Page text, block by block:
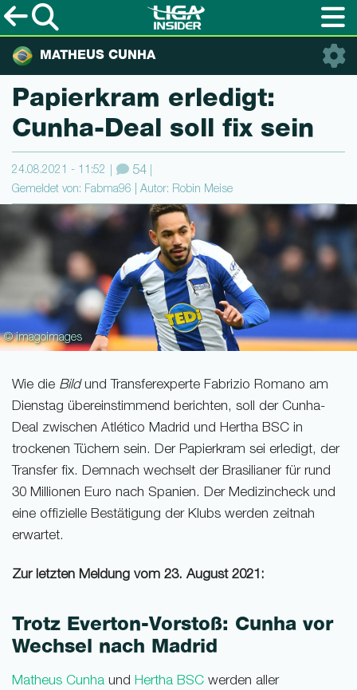
MATHEUS CUNHA
Papierkram erledigt:
Cunha-Deal soll fix sein
24.08.2021 - 11:52 54
Gemeldet von: Fabma96 | Autor: Robin Meise
© imagoimages
Wie die Bildund Transferexperte Fabrizio Romano am
Dienstag übereinstimmend berichten, soll der Cunha-
Deal zwischen Atlético Madrid und Hertha BSC in
trockenen Tüchern sein. Der Papierkram sei erledigt, der
Transfer fix. Demnach wechselt der Brasilianer für rund
30 Millionen Euro nach Spanien. Der Medizincheck und
eine offizielle Bestätigung der Klubs werden zeitnah
erwartet.
Zur letzten Meldung vom 23. August 2021:
Trotz Everton-Vorstoß: Cunha vor
Wechsel nach Madrid
Matheus Cunha und Hertha BSC werden aller